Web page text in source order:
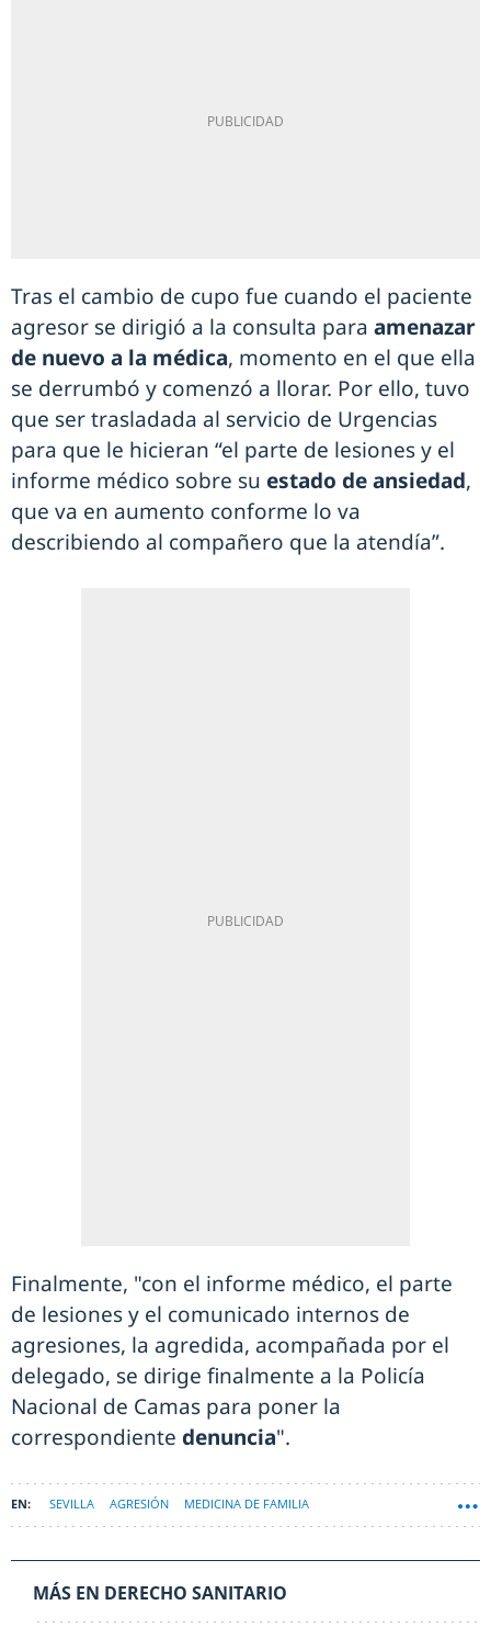
Tras el cambio de cupo fue cuando el paciente
agresor se dirigió a la consulta para amenazar
de nuevo a la médica, momento en el que ella
se derrumbó y comenzó a llorar. Por ello, tuvo
que ser trasladada al servicio de Urgencias
para que le hicieran “el parte de lesiones y el
informe médico sobre su estado de ansiedad,
que va en aumento conforme lo va
describiendo al compañero que la atendía”.
Finalmente, "con el informe médico, el parte
de lesiones y el comunicado internos de
agresiones, la agredida, acompañada por el
delegado, se dirige finalmente a la Policía
Nacional de Camas para poner la
correspondiente denuncia".
SEVILLA AGRESIÓN MEDICINA DE FAMILIA
MÁS EN DERECHO SANITARIO